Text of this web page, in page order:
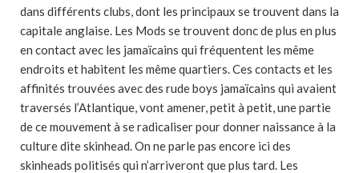
dans différents clubs, dont les principaux se trouvent dans la
capitale anglaise. Les Mods se trouvent donc de plus en plus
en contact avec les jamaïcains qui fréquentent les même
endroits et habitent les même quartiers. Ces contacts et les
affinités trouvées avec des rude boys jamaïcains qui avaient
traversés l’Atlantique, vont amener, petit à petit, une partie
de ce mouvement à se radicaliser pour donner naissance à la
culture dite skinhead. On ne parle pas encore ici des
skinheads politisés qui n’arriveront que plus tard. Les